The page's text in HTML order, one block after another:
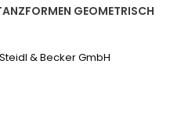
GEOMETRISCH
& Becker GmbH